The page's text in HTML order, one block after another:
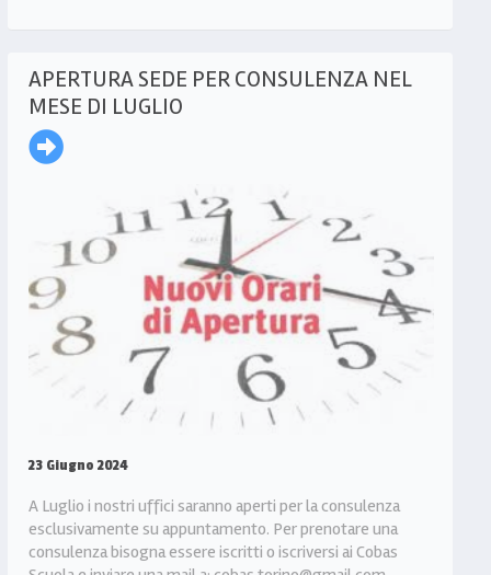
APERTURA SEDE PER CONSULENZA NEL
MESE DI LUGLIO
23 Giugno 2024
A Luglio i nostri uffici saranno aperti per la consulenza
esclusivamente su appuntamento. Per prenotare una
consulenza bisogna essere iscritti o iscriversi ai Cobas